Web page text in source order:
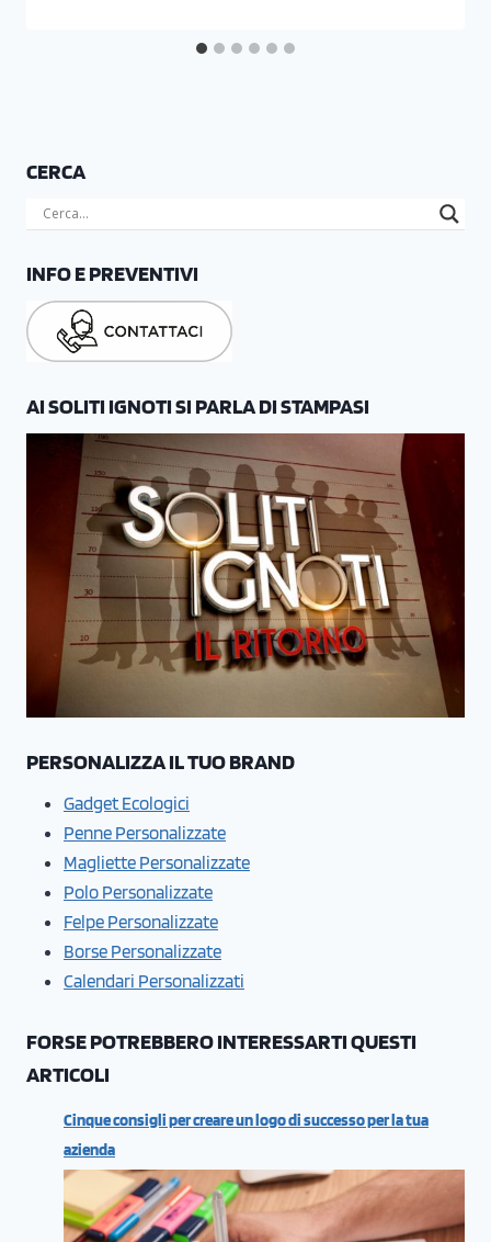
CERCA
INFO E PREVENTIVI
AI SOLITI IGNOTI SI PARLA DI STAMPASI
PERSONALIZZA IL TUO BRAND
Gadget Ecologici
Penne Personalizzate
Magliette Personalizzate
Polo Personalizzate
Felpe Personalizzate
Borse Personalizzate
Calendari Personalizzati
FORSE POTREBBERO INTERESSARTI QUESTI
ARTICOLI
Cinque consigli per creare un logo di successo per la tua
azienda